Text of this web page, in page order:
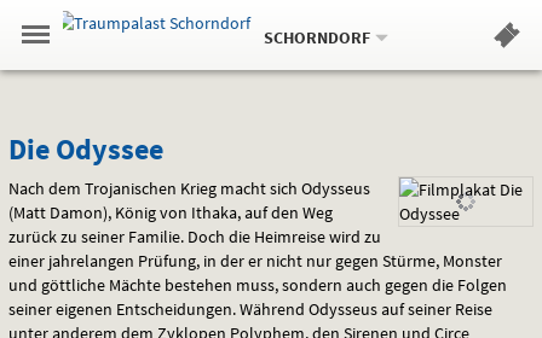
Springe
zum
,zum
.
Navigation
Gehe
zur
Standortauswahl
Standort:
SCHORNDORF.
Hinweis
Die
Odyssee
Die Odyssee
Nach dem Trojanischen Krieg macht sich Odysseus
(Matt Damon), König von Ithaka, auf den Weg
zurück zu seiner Familie. Doch die Heimreise wird zu
einer jahrelangen Prüfung, in der er nicht nur gegen Stürme, Monster
und göttliche Mächte bestehen muss, sondern auch gegen die Folgen
seiner eigenen Entscheidungen. Während Odysseus auf seiner Reise
unter anderem dem Zyklopen Polyphem, den Sirenen und Circe